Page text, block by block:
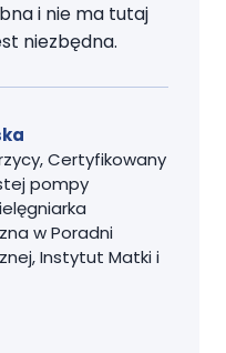
i nie ma tutaj
niezbędna.
Certyfikowany
pompy
w Poradni
Instytut Matki i